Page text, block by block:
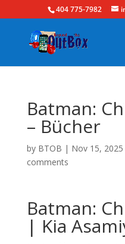
404 775-7982
Batman:
– Bücher
by BTOB | Nov 15, 2025
comments
Batman:
| Kia